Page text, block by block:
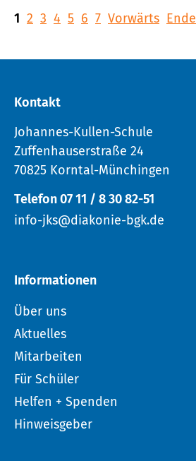
1 2 3 4 5 6 7 Vorwärts Ende
Kontakt
Johannes-Kullen-Schule
Zuffenhauserstraße 24
70825 Korntal-Münchingen
Telefon 07 11 / 8 30 82-51
info-jks@diakonie-bgk.de
Informationen
Über uns
Aktuelles
Mitarbeiten
Für Schüler
Helfen + Spenden
Hinweisgeber